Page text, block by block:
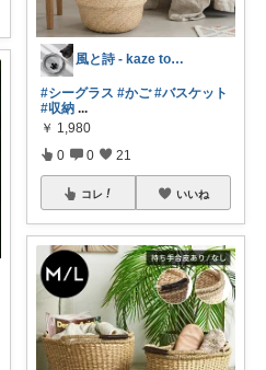
風と詩 - kaze to uta -
#シーグラス #かご #バスケット
#収納 ...
￥ 1,980
0 0 21
コレ いいね